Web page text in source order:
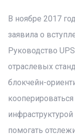
В ноябре 2017
заявила о
Руководство
отраслевых
блокчейн-
инфраструктурой
помогать